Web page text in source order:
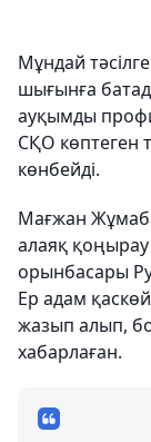
Мұндай
шығынға
ауқымды
СҚО көптеген
көнбейді.
Мағжан
алаяқ
орынбасары
Ер адам
жазып алып,
хабарлаған.